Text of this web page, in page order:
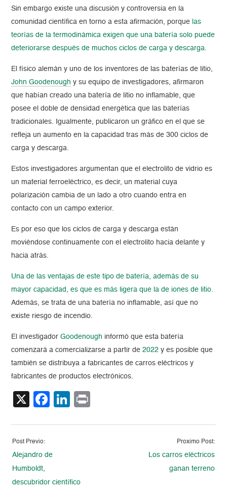
Sin embargo existe una discusión y controversia en la
comunidad científica en torno a esta afirmación, porque las
teorías de la termodinámica exigen que una batería solo puede
deteriorarse después de muchos ciclos de carga y descarga.
El físico alemán y uno de los inventores de las baterías de litio,
John Goodenough y su equipo de investigadores, afirmaron
que habían creado una batería de litio no inflamable, que
posee el doble de densidad energética que las baterías
tradicionales. Igualmente, publicaron un gráfico en el que se
refleja un aumento en la capacidad tras más de 300 ciclos de
carga y descarga.
Estos investigadores argumentan que el electrolito de vidrio es
un material ferroeléctrico, es decir, un material cuya
polarización cambia de un lado a otro cuando entra en
contacto con un campo exterior.
Es por eso que los ciclos de carga y descarga están
moviéndose continuamente con el electrolito hacia delante y
hacia atrás.
Una de las ventajas de este tipo de batería, además de su
mayor capacidad, es que es más ligera que la de iones de litio.
Además, se trata de una batería no inflamable, así que no
existe riesgo de incendio.
El investigadorGoodenough informó que esta batería
comenzará a comercializarse a partir de2022 y es posible que
también se distribuya a fabricantes de carros eléctricos y
fabricantes de productos electrónicos.
X Facebook
LinkedIn
Post Previo:
Alejandro de
Humboldt,
descubridor científico
Proximo Post:
Los carros eléctricos
ganan terreno